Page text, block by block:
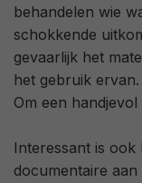
behandelen wie
schokkende
gevaarlijk het
het gebruik
Om een
Interessant is
documentaire